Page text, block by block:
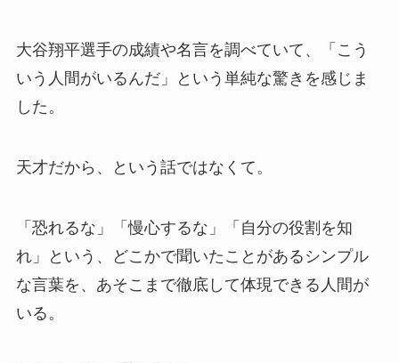
大谷翔平選手の成績や名言を調べていて、「こう
いう人間がいるんだ」という単純な驚きを感じま
した。
天才だから、という話ではなくて。
「恐れるな」「慢心するな」「自分の役割を知
れ」という、どこかで聞いたことがあるシンプル
な言葉を、あそこまで徹底して体現できる人間が
いる。